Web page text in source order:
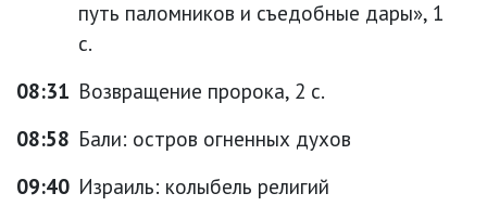
путь паломников и съедобные дары», 1
с.
08:31 Возвращение пророка, 2 с.
08:58 Бали: остров огненных духов
09:40 Израиль: колыбель религий